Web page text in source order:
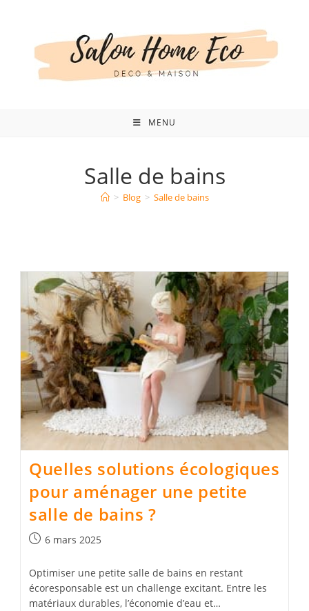
MENU
Salle de bains
> Blog > Salle de bains
Quelles solutions écologiques
pour aménager une petite
salle de bains ?
Publication
6 mars 2025
Optimiser une petite salle de bains en restant
écoresponsable est un challenge excitant. Entre les
matériaux durables, l’économie d’eau et…